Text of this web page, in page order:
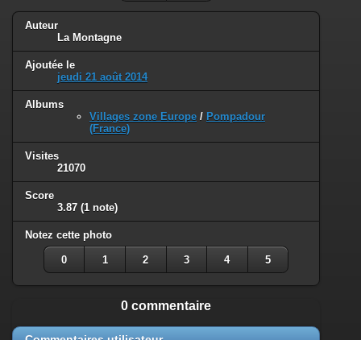
Auteur
La Montagne
Ajoutée le
jeudi 21 août 2014
Albums
Villages zone Europe / Pompadour
(France)
Visites
21070
Score
3.87 (1 note)
Notez cette photo
0 1 2 3 4 5
0 commentaire